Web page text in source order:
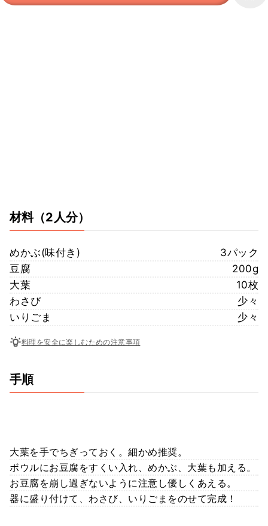
材料（2人分）
めかぶ(味付き)
3パック
豆腐
200g
大葉
10枚
わさび
少々
いりごま
少々
料理を安全に楽しむための注意事項
手順
大葉を手でちぎっておく。細かめ推奨。
ボウルにお豆腐をすくい入れ、めかぶ、大葉も加える。
お豆腐を崩し過ぎないように注意し優しくあえる。
器に盛り付けて、わさび、いりごまをのせて完成！